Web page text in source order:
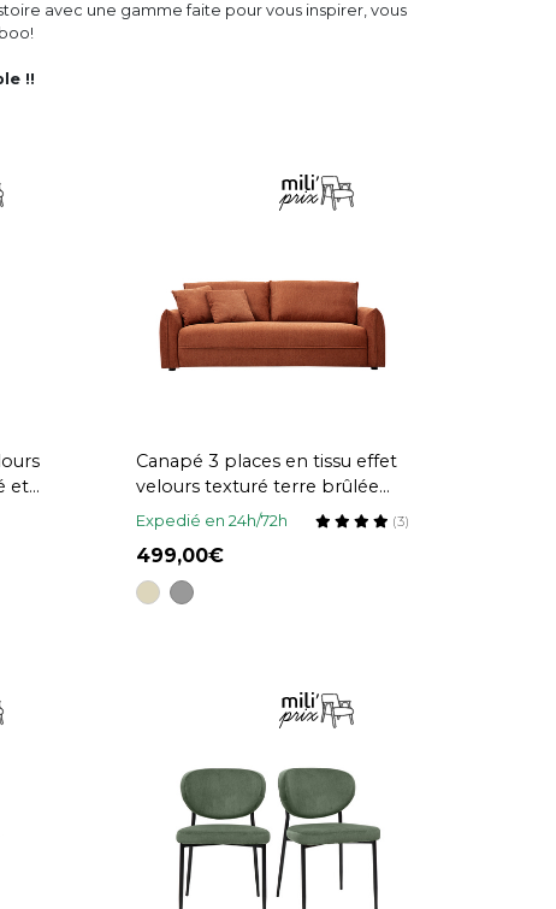
avec une gamme faite pour vous inspirer, vous
!!
et
Canapé 3 places en tissu effet
velours texturé terre brûlée
PIO
Expedié en 24h/72h (3)
499,00